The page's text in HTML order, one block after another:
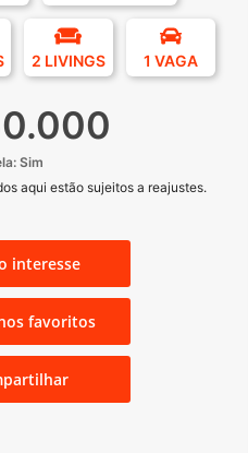
2 LIVINGS 1 VAGA
Sim
aqui estão sujeitos a reajustes.
interesse
favoritos